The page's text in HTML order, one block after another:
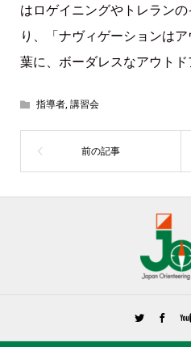
はロゲイニングやトレラン
り、「ナヴィゲーションは
葉に、ボーダレスなアウトド
指導者,講習会